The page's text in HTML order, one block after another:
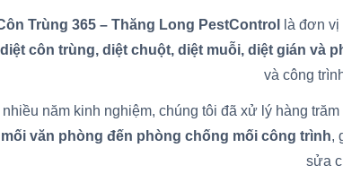
Trùng 365 – Thăng Long PestControl là đơn
côn trùng, diệt chuột, diệt muỗi, diệt gián và
và công
năm kinh nghiệm, chúng tôi đã xử lý hàng
văn phòng đến phòng chống mối công trình,
sửa